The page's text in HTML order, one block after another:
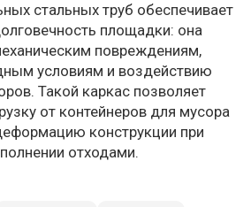
стальных труб обеспечивает
площадки: она
повреждениям,
условиям и воздействию
Такой каркас позволяет
от контейнеров для мусора
конструкции при
отходами.